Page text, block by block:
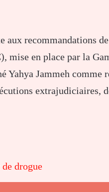
aux recommandations
mise en place par la
Yahya Jammeh comme
extrajudiciaires,
drogue